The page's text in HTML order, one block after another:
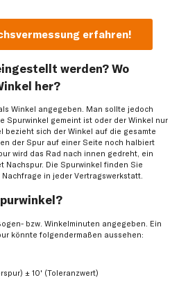
erfahren!
werden? Wo
her?
Winkel angegeben. Man sollte jedoch
Spurwinkel gemeint ist oder der Winkel nur
bezieht sich der Winkel auf die gesamte
der Spur auf einer Seite noch halbiert
wird das Rad nach innen gedreht, ein
Nachspur. Die Spurwinkel finden Sie
in jeder Vertragswerkstatt.
bzw. Winkelminuten angegeben. Ein
könnte folgendermaßen aussehen:
± 10' (Toleranzwert)